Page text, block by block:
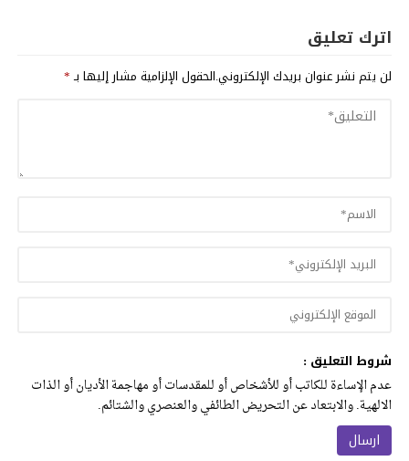
اترك تعليق
لن يتم نشر عنوان بريدك الإلكتروني.الحقول الإلزامية مشار إليها بـ*
شروط التعليق :
عدم الإساءة للكاتب أو للأشخاص أو للمقدسات أو مهاجمة الأديان أو الذات
الالهية. والابتعاد عن التحريض الطائفي والعنصري والشتائم.